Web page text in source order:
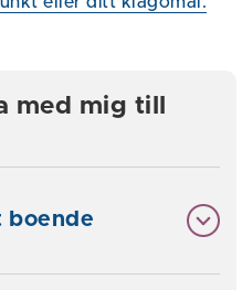
med mig till
boende